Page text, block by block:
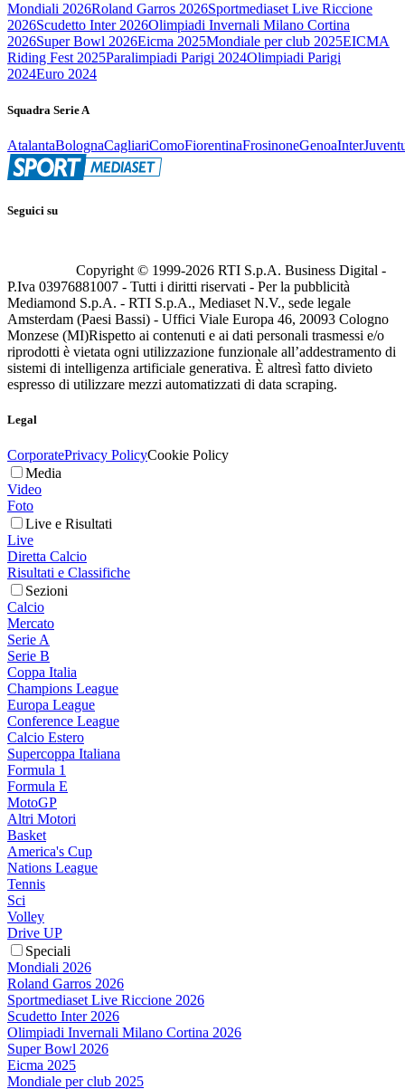
Mondiali 2026Roland Garros 2026Sportmediaset Live Riccione
2026Scudetto Inter 2026Olimpiadi Invernali Milano Cortina
2026Super Bowl 2026Eicma 2025Mondiale per club 2025EICMA
Riding Fest 2025Paralimpiadi Parigi 2024Olimpiadi Parigi
2024Euro 2024
Squadra Serie A
AtalantaBolognaCagliariComoFiorentinaFrosinoneGenoaInter
Seguici su
Copyright © 1999-2026 RTI S.p.A. Business Digital -
P.Iva 03976881007 - Tutti i diritti riservati - Per la pubblicità
Mediamond S.p.A. - RTI S.p.A., Mediaset N.V., sede legale
Amsterdam (Paesi Bassi) - Uffici Viale Europa 46, 20093 Cologno
Monzese (MI)Rispetto ai contenuti e ai dati personali trasmessi e/o
riprodotti è vietata ogni utilizzazione funzionale all’addestramento di
sistemi di intelligenza artificiale generativa. È altresì fatto divieto
espresso di utilizzare mezzi automatizzati di data scraping.
Legal
CorporatePrivacy PolicyCookie Policy
Media
Video
Foto
Live e Risultati
Live
Diretta Calcio
Risultati e Classifiche
Sezioni
Calcio
Mercato
Serie A
Serie B
Coppa Italia
Champions League
Europa League
Conference League
Calcio Estero
Supercoppa Italiana
Formula 1
Formula E
MotoGP
Altri Motori
Basket
America's Cup
Nations League
Tennis
Sci
Volley
Drive UP
Speciali
Mondiali 2026
Roland Garros 2026
Sportmediaset Live Riccione 2026
Scudetto Inter 2026
Olimpiadi Invernali Milano Cortina 2026
Super Bowl 2026
Eicma 2025
Mondiale per club 2025